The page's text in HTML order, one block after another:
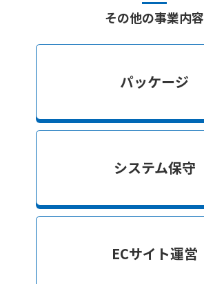
その他の事業内容
パッケージ
システム保守
ECサイト運営